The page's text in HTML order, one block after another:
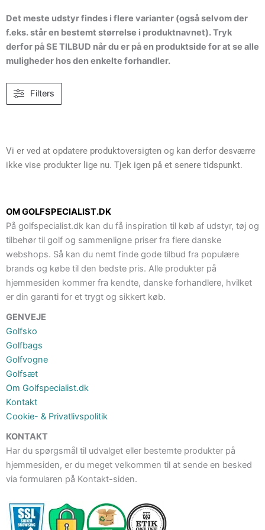
Det meste udstyr findes i flere varianter (også selvom der
f.eks. står en bestemt størrelse i produktnavnet). Tryk
derfor på SE TILBUD når du er på en produktside for at se alle
muligheder hos den enkelte forhandler.
Filters
Vi er ved at opdatere produktoversigten og kan derfor desværre
ikke vise produkter lige nu. Tjek igen på et senere tidspunkt.
OM GOLFSPECIALIST.DK
På golfspecialist.dk kan du få inspiration til køb af udstyr, tøj og
tilbehør til golf og sammenligne priser fra flere danske
webshops. Så kan du nemt finde gode tilbud fra populære
brands og købe til den bedste pris. Alle produkter på
hjemmesiden kommer fra kendte, danske forhandlere, hvilket
er din garanti for et trygt og sikkert køb.
GENVEJE
Golfsko
Golfbags
Golfvogne
Golfsæt
Om Golfspecialist.dk
Kontakt
Cookie- & Privatlivspolitik
KONTAKT
Har du spørgsmål til udvalget eller bestemte produkter på
hjemmesiden, er du meget velkommen til at sende en besked
via formularen på Kontakt-siden.